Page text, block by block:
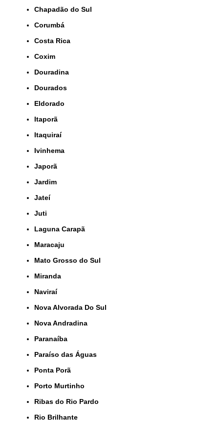
Chapadão do Sul
Corumbá
Costa Rica
Coxim
Douradina
Dourados
Eldorado
Itaporã
Itaquiraí
Ivinhema
Japorã
Jardim
Jateí
Juti
Laguna Carapã
Maracaju
Mato Grosso do Sul
Miranda
Naviraí
Nova Alvorada Do Sul
Nova Andradina
Paranaíba
Paraíso das Águas
Ponta Porã
Porto Murtinho
Ribas do Rio Pardo
Rio Brilhante